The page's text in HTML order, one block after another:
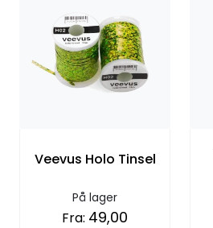
Veevus Holo Tinsel
På lager
Fra: 49,00